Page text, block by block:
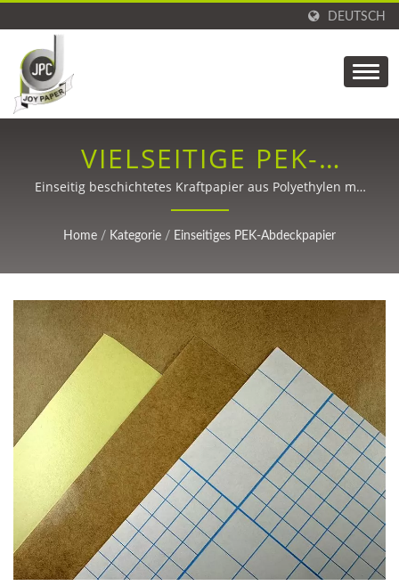
DEUTSCH
VIELSEITIGE PEK-
TRENNPAPIERLÖSUNGEN
Einseitig beschichtetes Kraftpapier aus Polyethylen mit
hervorragenden Trenneigenschaften für
Klebeanwendungen
Home / Kategorie / Einseitiges PEK-Abdeckpapier